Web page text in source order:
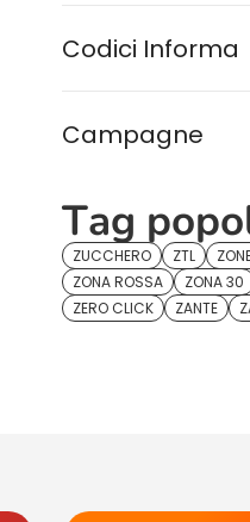
Codici Informa
Campagne
Tag
ZUCCHERO ZTL
ZONA ROSSA
ZONA 30
ZERO CLICK
ZANTE